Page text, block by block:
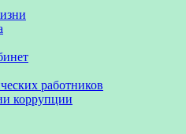
работников
коррупции